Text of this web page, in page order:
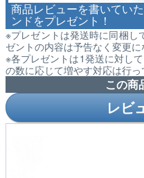
商品レビューを書いてい
ンドをプレゼント！
※プレゼントは発送時に同梱し
ゼントの内容は予告なく変更に
※各プレゼントは1発送に対し
の数に応じて増やす対応は行っ
この商
レビ